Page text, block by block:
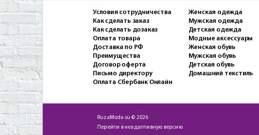
Условия сотрудничества
Как сделать заказ
Как сделать дозаказ
Оплата товара
Доставка по РФ
Преимущества
Договор оферта
Письмо директору
Оплата Сбербанк Онлайн
Женская одежда
Мужская одежда
Детская одежда
Модные аксессуары
Женская обувь
Мужская обувь
Детская обувь
Домашний текстиль
RuzaModa.su © 2026
Перейти в неадаптивную версию